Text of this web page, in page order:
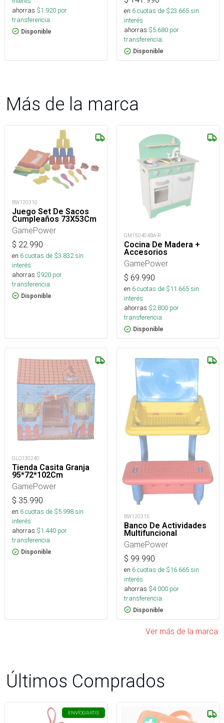
ahorras $1.920 por
transferencia.
Disponible
en 6cuotas de $23.665sin
interés
ahorras $5.680 por
transferencia.
Disponible
Más de la marca
BW120310
Juego Set De Sacos
Cumpleaños 73X53Cm
GamePower
$ 22.990
en 6cuotas de $3.832sin
interés
ahorras $920 por
transferencia.
Disponible
GM150404BA-R
Cocina De Madera +
Accesorios
GamePower
$ 69.990
en 6cuotas de $11.665sin
interés
ahorras $2.800 por
transferencia.
Disponible
GLO130240
Tienda Casita Granja
95*72*102Cm
GamePower
$ 35.990
en 6cuotas de $5.998sin
interés
ahorras $1.440 por
transferencia.
Disponible
BW120315
Banco De Actividades
Multifuncional
GamePower
$ 99.990
en 6cuotas de $16.665sin
interés
ahorras $4.000 por
transferencia.
Disponible
Ver más de la marca
Últimos Comprados
ENVÍOGRATIS